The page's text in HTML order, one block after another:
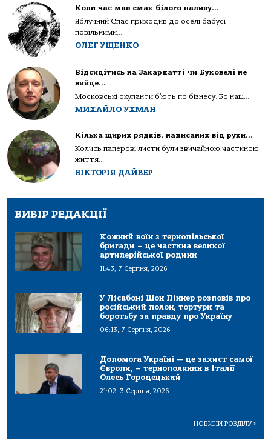
Коли час мав смак білого наливу…
Яблучний Спас приходив до оселі бабусі
повільними...
ОЛЕГ УЩЕНКО
Відсидітись на Закарпатті чи Буковелі не
вийде…
Московські окупанти б’ють по бізнесу. Бо наш...
МИХАЙЛО УХМАН
Кілька щирих рядків, написаних від руки…
Колись паперові листи були звичайною частиною
життя...
ВІКТОРІЯ ДАЙВЕР
ВИБІР РЕДАКЦІЇ
Кожний воїн з тернопільської
бригади – це частина великої
артилерійської родини
11:43, 7 Серпня, 2026
У Лісабоні Шон Піннер розповів про
російський полон, тортури та
боротьбу за правду про Україну
06:13, 7 Серпня, 2026
Допомога Україні — це захист самої
Європи, – тернополянин в Італії
Олесь Городецький
21:02, 3 Серпня, 2026
НОВИНИ РОЗДІЛУ>